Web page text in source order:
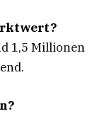
1,5 Millionen